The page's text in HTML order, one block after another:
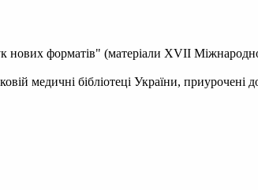
нових форматів" (матеріали XVII
медичні бібліотеці України,